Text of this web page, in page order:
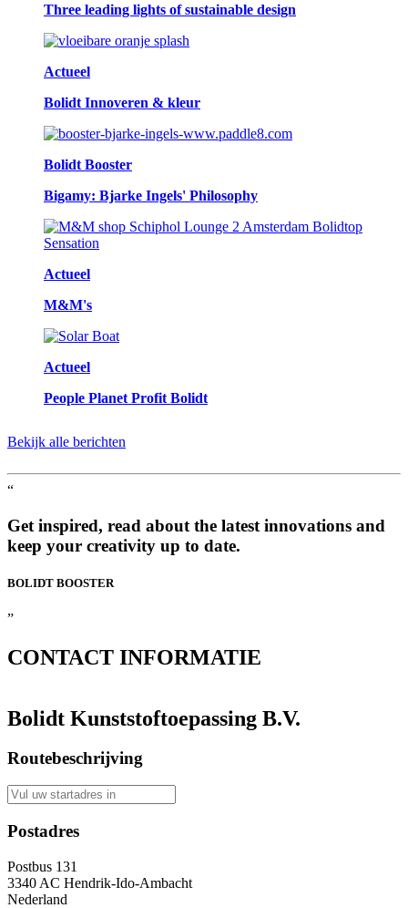
Three leading lights of sustainable design
Actueel
Bolidt Innoveren & kleur
Bolidt Booster
Bigamy: Bjarke Ingels' Philosophy
Actueel
M&M's
Actueel
People Planet Profit Bolidt
Bekijk alle berichten
“
Get inspired, read about the latest innovations and
keep your creativity up to date.
BOLIDT BOOSTER
”
CONTACT INFORMATIE
Bolidt Kunststoftoepassing B.V.
Routebeschrijving
Postadres
Postbus 131
3340 AC Hendrik-Ido-Ambacht
Nederland